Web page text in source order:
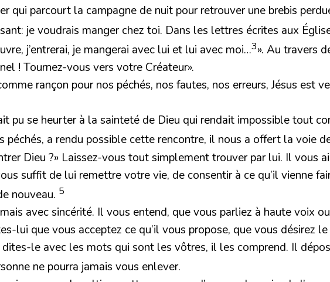
qui parcourt la campagne de nuit pour retrouver une brebis
je voudrais manger chez toi. Dans les lettres écrites aux
j’entrerai, je mangerai avec lui et lui avec moi…3». Au travers
! Tournez-vous vers votre Créateur».
rançon pour nos péchés, nos fautes, nos erreurs, Jésus est
pu se heurter à la sainteté de Dieu qui rendait impossible tout
péchés, a rendu possible cette rencontre, il nous a offert la voie
Dieu ?» Laissez-vous tout simplement trouver par lui. Il vous
suffit de lui remettre votre vie, de consentir à ce qu’il vienne
nouveau. 5
avec sincérité. Il vous entend, que vous parliez à haute voix
lui que vous acceptez ce qu’il vous propose, que vous désirez
le avec les mots qui sont les vôtres, il les comprend. Il
ne pourra jamais vous enlever.